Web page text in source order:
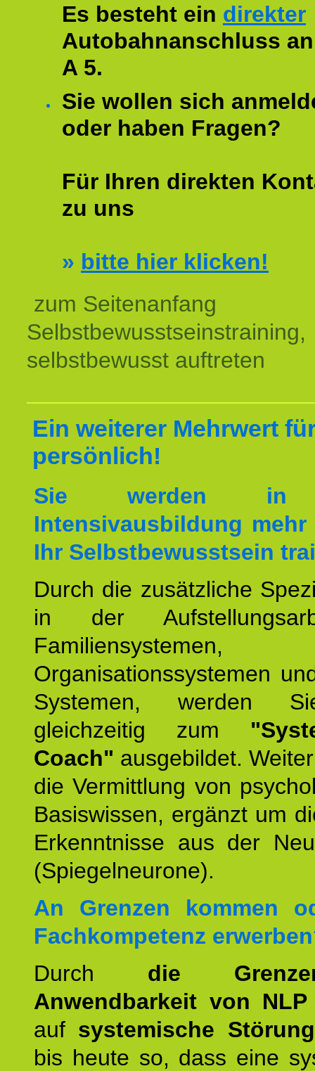
Es besteht ein direkter
Autobahnanschluss
A 5.
Sie wollen sich
oder haben Fragen?
Für Ihren direkten
zu uns
» bitte hier klicken!
zum Seitenanfang
Selbstbewusstseinstraining,
selbstbewusst auftreten
Ein weiterer Mehrwert
persönlich!
Sie werden in
Intensivausbildung
Ihr Selbstbewusstsein
Durch die zusätzliche
in der
Familiensystemen,
Organisationssystemen
Systemen, werden
gleichzeitig zum
Coach" ausgebildet.
die Vermittlung von
Basiswissen, ergänzt um
Erkenntnisse aus der
(Spiegelneurone).
An Grenzen kommen
Fachkompetenz
Durch die
Anwendbarkeit von NLP
auf systemische
bis heute so, dass eine